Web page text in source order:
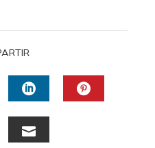
LINKEDIN